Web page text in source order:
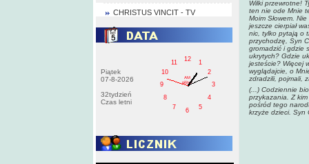
CHRISTUS VINCIT - TV
Piątek
07-8-2026
32tydzień
Czas letni
1
2
3
4
5
6
7
8
9
10
11
12
AM
pištek
Wilki przewrotne!
ten nie ode Mnie
Moim Słowem.
jeszcze cierpiał
nic, tylko pytają o
przychodzę, Syn
gromadzić i gdzie
ukrytych? Gdzie
jesteście? Więcej
wyglądajcie, o
zdradzili, pojmali,
(...) Codziennie
przykazania. Z
pośród tego
krzyże dzieci. Syn